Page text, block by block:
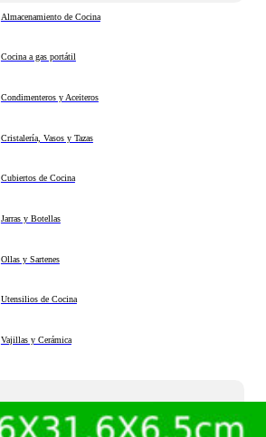
Almacenamiento de Cocina
Cocina a gas portátil
Condimenteros y Aceiteros
Cristalería, Vasos y Tazas
Cubiertos de Cocina
Jarras y Botellas
Ollas y Sartenes
Utensilios de Cocina
Vajillas y Cerámica